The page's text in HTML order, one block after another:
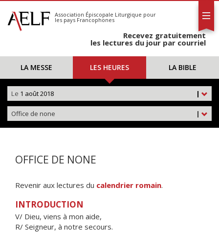
S'abonner
Calendrier
Association Épiscopale Liturgique pour
les pays Francophones
Recevez gratuitement
les lectures du jour par courriel
LA MESSE LES HEURES LA BIBLE
|
Le 1 août 2018
|
Office de none
OFFICE DE NONE
Revenir aux lectures du calendrier romain.
INTRODUCTION
V/ Dieu, viens à mon aide,
R/ Seigneur, à notre secours.